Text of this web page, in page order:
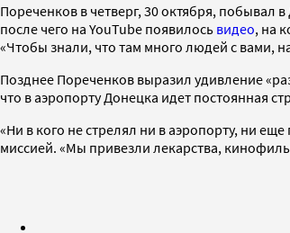
Пореченков в четверг, 30 октября,
после чего на YouTube появилось видео, на
«Чтобы знали, что там много людей с вами,
Позднее Пореченков выразил удивление
что в аэропорту Донецка идет постоянная
«Ни в кого не стрелял ни в аэропорту, ни
миссией. «Мы привезли лекарства,